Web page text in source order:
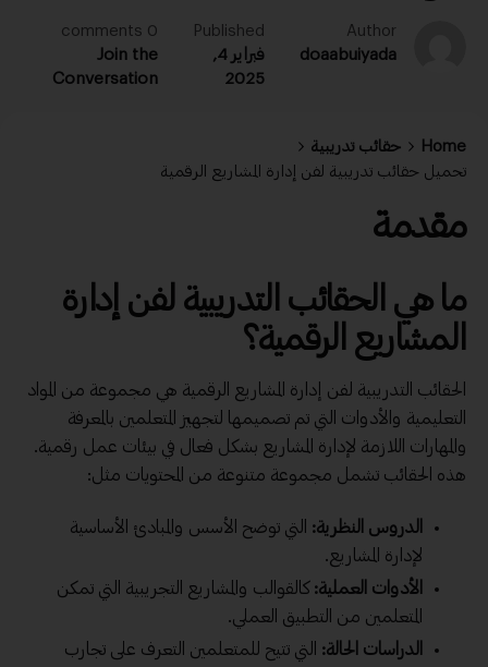
Author
doaabuiyada
Published
فبراير 4,
2025
0 comments
Join the
Conversation
Home
حقائب تدريبية
تحميل حقائب تدريبية لفن إدارة المشاريع الرقمية
مقدمة
ما هي الحقائب التدريبية لفن إدارة
المشاريع الرقمية؟
الحقائب التدريبية لفن إدارة المشاريع الرقمية هي مجموعة من المواد
التعليمية والأدوات التي تم تصميمها لتجهيز المتعلمين بالمعرفة
والمهارات اللازمة لإدارة المشاريع بشكل فعال في بيئات عمل رقمية.
هذه الحقائب تشمل مجموعة متنوعة من المحتويات مثل:
الدروس النظرية: التي توضح الأسس والمبادئ الأساسية
لإدارة المشاريع.
الأدوات العملية: كالقوالب والمشاريع التجريبية التي تمكن
المتعلمين من التطبيق العملي.
الدراسات الحالة: التي تتيح للمتعلمين التعرف على تجارب